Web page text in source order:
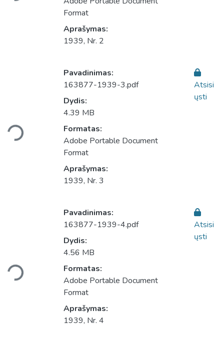
Format
Aprašymas:
1939, Nr. 2
Įkeliama...
Pavadinimas:
163877-1939-3.pdf
Dydis:
4.39 MB
Formatas:
Adobe Portable Document
Format
Aprašymas:
1939, Nr. 3
Atsisi
ųsti
Įkeliama...
Pavadinimas:
163877-1939-4.pdf
Dydis:
4.56 MB
Formatas:
Adobe Portable Document
Format
Aprašymas:
1939, Nr. 4
Atsisi
ųsti